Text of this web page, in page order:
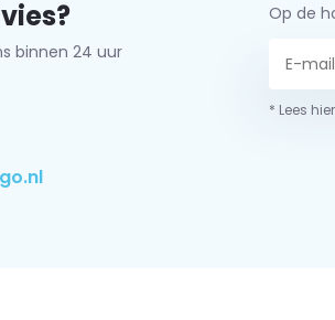
binnen 24 uur
Op de
* Lees